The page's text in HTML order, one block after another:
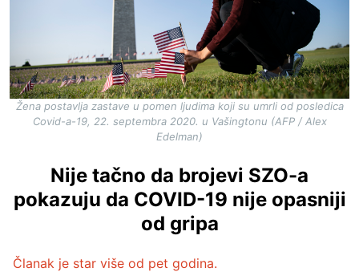
Žena postavlja zastave u pomen ljudima koji su umrli od posledica
Covid-a-19, 22. septembra 2020. u Vašingtonu (AFP / Alex
Edelman)
Nije tačno da brojevi SZO-a
pokazuju da COVID-19 nije opasniji
od gripa
Članak je star više od pet godina.